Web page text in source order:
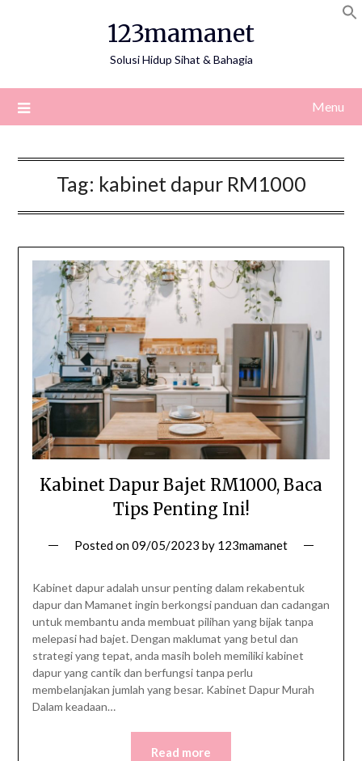
123mamanet
Solusi Hidup Sihat & Bahagia
Menu
Tag: kabinet dapur RM1000
Kabinet Dapur Bajet RM1000, Baca
Tips Penting Ini!
Posted on09/05/2023 by 123mamanet
Kabinet dapur adalah unsur penting dalam rekabentuk
dapur dan Mamanet ingin berkongsi panduan dan cadangan
untuk membantu anda membuat pilihan yang bijak tanpa
melepasi had bajet. Dengan maklumat yang betul dan
strategi yang tepat, anda masih boleh memiliki kabinet
dapur yang cantik dan berfungsi tanpa perlu
membelanjakan jumlah yang besar. Kabinet Dapur Murah
Dalam keadaan…
Read more